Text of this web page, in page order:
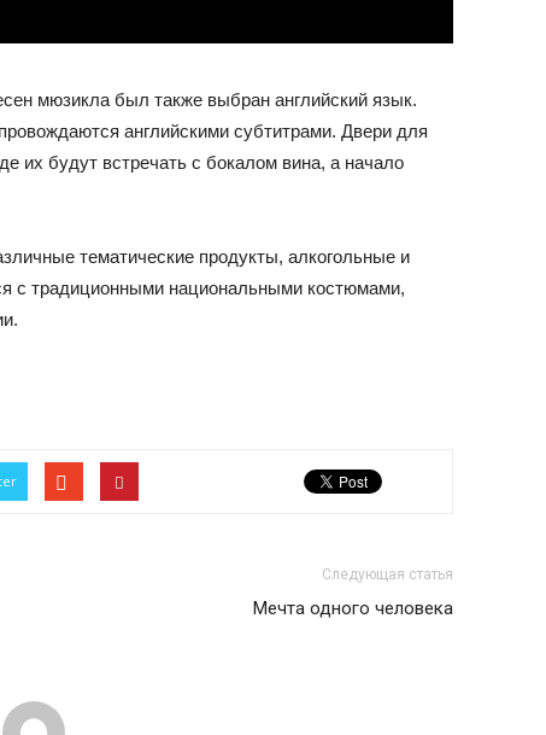
мюзикла был также выбран английский язык.
английскими субтитрами. Двери для
их будут встречать с бокалом вина, а начало
тематические продукты, алкогольные и
с традиционными национальными костюмами,
Следующая статья
Мечта одного человека